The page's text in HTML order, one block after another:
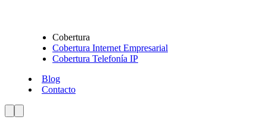
Cobertura
Cobertura Internet Empresarial
Cobertura Telefonía IP
Blog
Contacto